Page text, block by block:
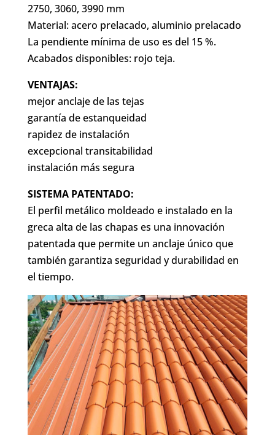
2750, 3060, 3990 mm
Material: acero prelacado, aluminio prelacado
La pendiente mínima de uso es del 15 %.
Acabados disponibles: rojo teja.
VENTAJAS:
mejor anclaje de las tejas
garantía de estanqueidad
rapidez de instalación
excepcional transitabilidad
instalación más segura
SISTEMA PATENTADO:
El perfil metálico moldeado e instalado en la
greca alta de las chapas es una innovación
patentada que permite un anclaje único que
también garantiza seguridad y durabilidad en
el tiempo.